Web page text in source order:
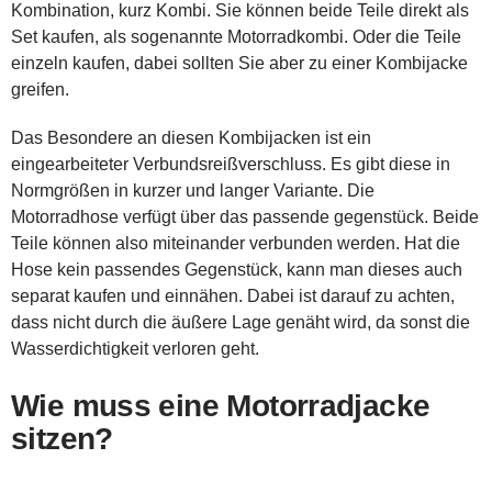
Kombination, kurz Kombi. Sie können beide Teile direkt als
Set kaufen, als sogenannte Motorradkombi. Oder die Teile
einzeln kaufen, dabei sollten Sie aber zu einer Kombijacke
greifen.
Das Besondere an diesen Kombijacken ist ein
eingearbeiteter Verbundsreißverschluss. Es gibt diese in
Normgrößen in kurzer und langer Variante. Die
Motorradhose verfügt über das passende gegenstück. Beide
Teile können also miteinander verbunden werden. Hat die
Hose kein passendes Gegenstück, kann man dieses auch
separat kaufen und einnähen. Dabei ist darauf zu achten,
dass nicht durch die äußere Lage genäht wird, da sonst die
Wasserdichtigkeit verloren geht.
Wie muss eine Motorradjacke
sitzen?